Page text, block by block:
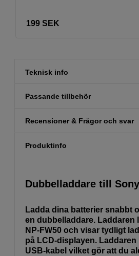
199 SEK
Teknisk info
Passande tillbehör
Recensioner & Frågor och svar
Produktinfo
Dubbelladdare till
Ladda dina batterier snabbt
en dubbelladdare. Laddaren
NP-FW50 och visar tydligt
på LCD-displayen. Laddaren
USB-kabel vilket gör att du